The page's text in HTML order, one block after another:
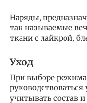
Наряды,
так называемые
ткани с лайкрой,
Уход
При выборе режима
учитывать состав